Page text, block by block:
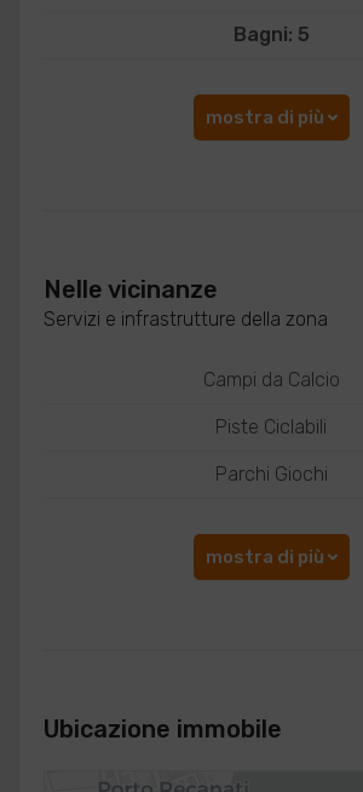
Bagni: 5
mostra di più
Nelle vicinanze
Servizi e infrastrutture della zona
Campi da Calcio
Piste Ciclabili
Parchi Giochi
mostra di più
Ubicazione immobile